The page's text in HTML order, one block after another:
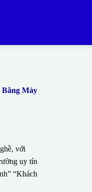
Máy
với
uy tín
“Khách